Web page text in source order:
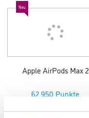
Neu
Apple AirPods Max 2
62.950 Punkte